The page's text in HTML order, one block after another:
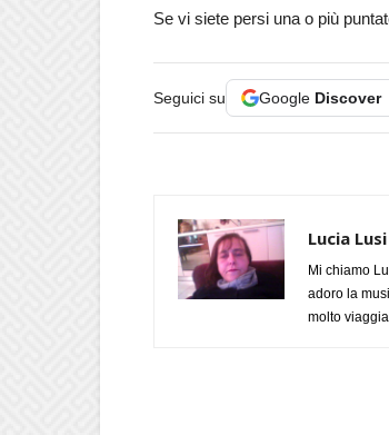
Se vi siete persi una o più
Seguici su Google Discover
Lucia Lusi
Mi chiamo
adoro la
molto